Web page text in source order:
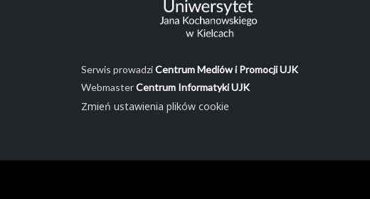
Serwis prowadziCentrum Mediów i Promocji UJK
WebmasterCentrum Informatyki UJK
Zmień ustawienia plików cookie